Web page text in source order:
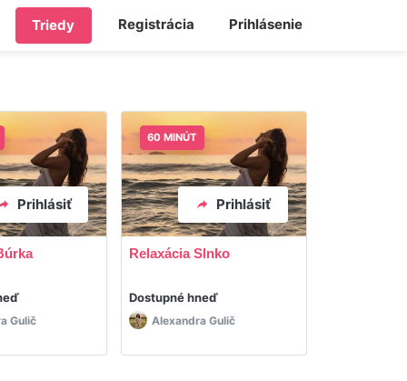
Triedy Registrácia Prihlásenie
Prihlásiť
Gulič
60 MINÚT
Prihlásiť
Relaxácia Slnko
Dostupné hneď
Alexandra Gulič